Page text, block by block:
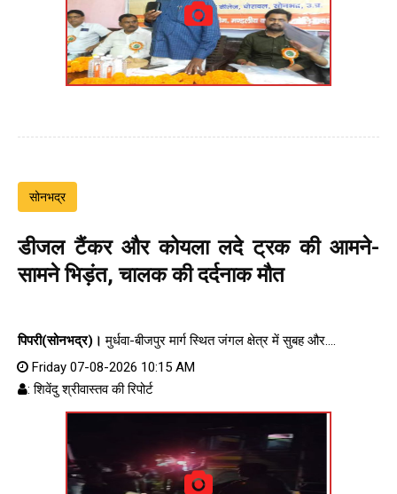
सोनभद्र
डीजल टैंकर और कोयला लदे ट्रक की आमने-
सामने भिड़ंत, चालक की दर्दनाक मौत
पिपरी(सोनभद्र)। मुर्धवा-बीजपुर मार्ग स्थित जंगल क्षेत्र में सुबह और....
Friday 07-08-2026 10:15 AM
: शिवेंदु श्रीवास्तव की रिपोर्ट